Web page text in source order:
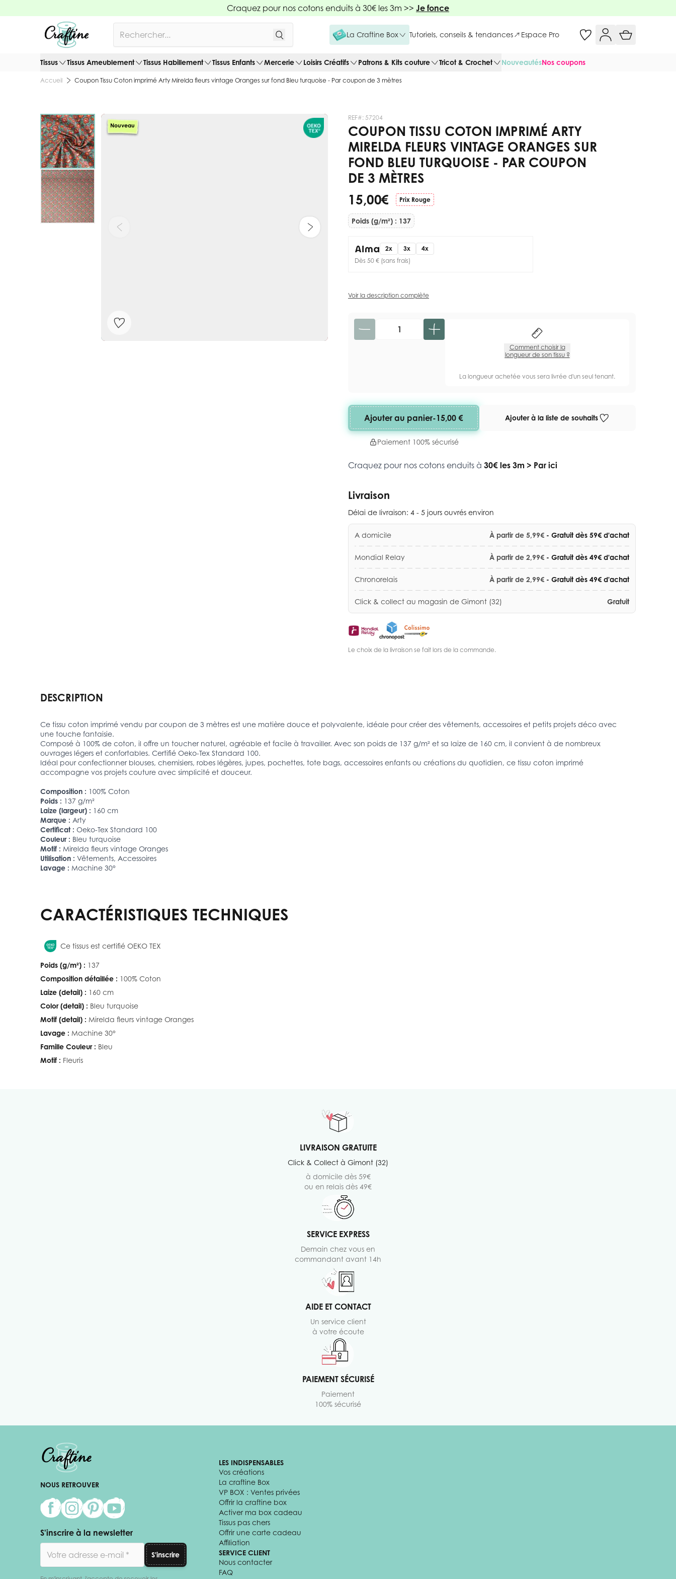
Craquez pour nos cotons enduits à 30€ les 3m >> Je fonce
La Craftine Box Tutoriels, conseils & tendances Espace Pro
Tissus Tissus Ameublement Tissus Habillement Tissus Enfants Mercerie Loisirs Créatifs Patrons & Kits couture Tricot & Crochet NouveautésNos coupons
Accueil Coupon Tissu Coton imprimé Arty Mirelda fleurs vintage Oranges sur fond Bleu turquoise - Par coupon de 3 mètres
Nouveau
REF#: 57204
COUPON TISSU COTON IMPRIMÉ ARTY
MIRELDA FLEURS VINTAGE ORANGES SUR
FOND BLEU TURQUOISE - PAR COUPON
DE 3 MÈTRES
15,00 €
Prix Rouge
Poids (g/m²) : 137
2x 3x
4x
Dès 50 € (sans frais)
Voir la description complète
Quantité
Comment choisir la
longueur de son tissu ?
La longueur achetée vous sera livrée d'un seul tenant.
Ajouter au panier-15,00 €
Paiement 100% sécurisé
Ajouter à la liste de souhaits
Craquez pour nos cotons enduits à 30€ les 3m > Par ici
Livraison
Délai de livraison: 4 - 5 jours ouvrés environ
A domicile À partir de 5,99€ - Gratuit dès 59€ d'achat
Mondial Relay À partir de 2,99€ - Gratuit dès 49€ d'achat
Chronorelais À partir de 2,99€ - Gratuit dès 49€ d'achat
Click & collect au magasin de Gimont (32) Gratuit
Le choix de la livraison se fait lors de la commande.
DESCRIPTION
Ce tissu coton imprimé vendu par coupon de 3 mètres est une matière douce et polyvalente, idéale pour créer des vêtements, accessoires et petits projets déco avec
une touche fantaisie.
Composé à 100% de coton, il offre un toucher naturel, agréable et facile à travailler. Avec son poids de 137 g/m² et sa laize de 160 cm, il convient à de nombreux
ouvrages légers et confortables. Certifié Oeko-Tex Standard 100.
Idéal pour confectionner blouses, chemisiers, robes légères, jupes, pochettes, tote bags, accessoires enfants ou créations du quotidien, ce tissu coton imprimé
accompagne vos projets couture avec simplicité et douceur.
Composition : 100% Coton
Poids : 137 g/m²
Laize (largeur) : 160 cm
Marque : Arty
Certificat : Oeko-Tex Standard 100
Couleur : Bleu turquoise
Motif : Mirelda fleurs vintage Oranges
Utilisation : Vêtements, Accessoires
Lavage : Machine 30°
CARACTÉRISTIQUES TECHNIQUES
Ce tissus est certifié OEKO TEX
Poids (g/m²) : 137
Composition détaillée : 100% Coton
Laize (detail) : 160 cm
Color (detail) : Bleu turquoise
Motif (detail) : Mirelda fleurs vintage Oranges
Lavage : Machine 30°
Famille Couleur : Bleu
Motif : Fleuris
LIVRAISON GRATUITE
Click & Collect à Gimont (32)
à domicile dès 59€
ou en relais dès 49€
SERVICE EXPRESS
Demain chez vous en
commandant avant 14h
AIDE ET CONTACT
Un service client
à votre écoute
PAIEMENT SÉCURISÉ
Paiement
100% sécurisé
NOUS RETROUVER
S'inscrire à la newsletter
S'inscrire
LES INDISPENSABLES
Vos créations
La craftine Box
VP BOX : Ventes privées
Offrir la craftine box
Activer ma box cadeau
Tissus pas chers
Offrir une carte cadeau
Affiliation
SERVICE CLIENT
Nous contacter
FAQ